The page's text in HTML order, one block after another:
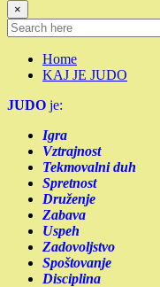
×
Home
KAJ JE JUDO
JUDO je:
Igra
Vztrajnost
Tekmovalni duh
Spretnost
Druženje
Zabava
Uspeh
Zadovoljstvo
Spoštovanje
Disciplina